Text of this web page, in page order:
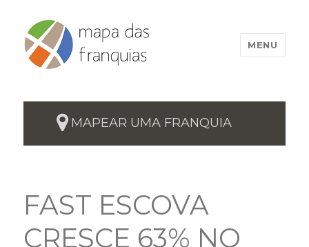
MENU
MAPEAR UMA FRANQUIA
FAST ESCOVA
CRESCE 63% NO